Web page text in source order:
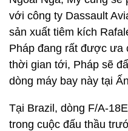
với công ty Dassault
sản xuất tiêm kích
Pháp đang rất được ưa
thời gian tới, Pháp sẽ
dòng máy bay này tại
Tại Brazil, dòng F/A-
trong cuộc đấu thầu